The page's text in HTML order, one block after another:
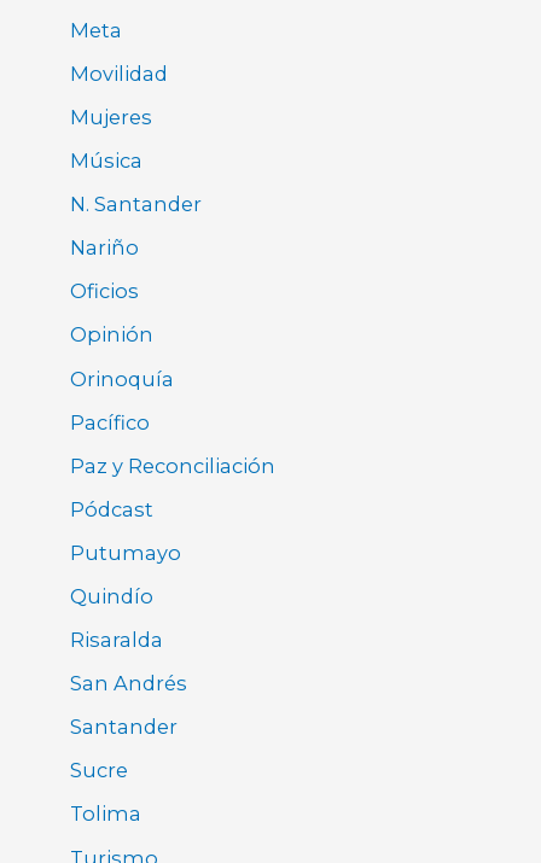
Meta
Movilidad
Mujeres
Música
N. Santander
Nariño
Oficios
Opinión
Orinoquía
Pacífico
Paz y Reconciliación
Pódcast
Putumayo
Quindío
Risaralda
San Andrés
Santander
Sucre
Tolima
Turismo